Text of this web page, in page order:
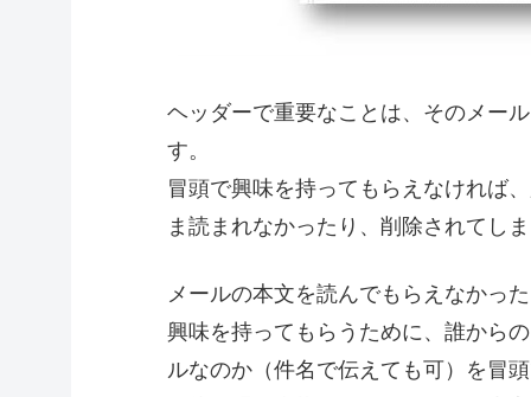
ヘッダーで重要なことは、そのメー
す。
冒頭で興味を持ってもらえなければ
ま読まれなかったり、削除されてし
メールの本文を読んでもらえなかっ
興味を持ってもらうために、誰から
ルなのか（件名で伝えても可）を冒